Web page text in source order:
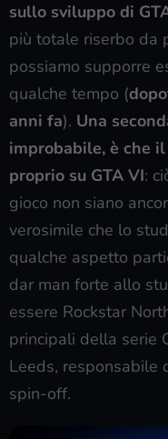
sullo sviluppo di
più totale riserbo da
possiamo supporre
qualche tempo (
anni fa). Una
improbabile, è che
proprio su GTA VI:
gioco non siano
verosimile che lo
qualche aspetto
dar man forte allo
essere Rockstar
principali della serie
Leeds, responsabile
spin-off.